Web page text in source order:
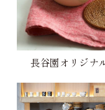
長谷園オリジナ